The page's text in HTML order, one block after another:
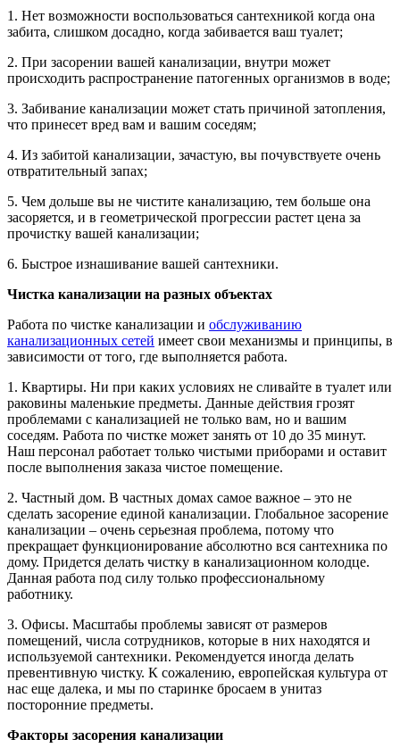
1. Нет возможности воспользоваться сантехникой когда она
забита, слишком досадно, когда забивается ваш туалет;
2. При засорении вашей канализации, внутри может
происходить распространение патогенных организмов в воде;
3. Забивание канализации может стать причиной затопления,
что принесет вред вам и вашим соседям;
4. Из забитой канализации, зачастую, вы почувствуете очень
отвратительный запах;
5. Чем дольше вы не чистите канализацию, тем больше она
засоряется, и в геометрической прогрессии растет цена за
прочистку вашей канализации;
6. Быстрое изнашивание вашей сантехники.
Чистка канализации на разных объектах
Работа по чистке канализации и обслуживанию
канализационных сетей имеет свои механизмы и принципы, в
зависимости от того, где выполняется работа.
1. Квартиры. Ни при каких условиях не сливайте в туалет или
раковины маленькие предметы. Данные действия грозят
проблемами с канализацией не только вам, но и вашим
соседям. Работа по чистке может занять от 10 до 35 минут.
Наш персонал работает только чистыми приборами и оставит
после выполнения заказа чистое помещение.
2. Частный дом. В частных домах самое важное – это не
сделать засорение единой канализации. Глобальное засорение
канализации – очень серьезная проблема, потому что
прекращает функционирование абсолютно вся сантехника по
дому. Придется делать чистку в канализационном колодце.
Данная работа под силу только профессиональному
работнику.
3. Офисы. Масштабы проблемы зависят от размеров
помещений, числа сотрудников, которые в них находятся и
используемой сантехники. Рекомендуется иногда делать
превентивную чистку. К сожалению, европейская культура от
нас еще далека, и мы по старинке бросаем в унитаз
посторонние предметы.
Факторы засорения канализации